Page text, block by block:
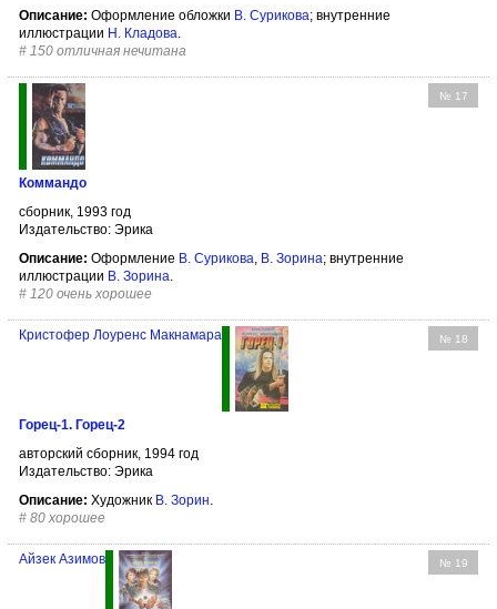
Описание: Оформление обложки В. Сурикова; внутренние
иллюстрации Н. Кладова.
# 150 отличная нечитана
№ 17
Коммандо
сборник, 1993 год
Издательство: Эрика
Описание: Оформление В. Сурикова В. Зорина; внутренние
иллюстрации В. Зорина
# 120 очень хорошее
№ 18
Кристофер Лоуренс Макнамара
Горец-1. Горец-2
авторский сборник, 1994 год
Издательство: Эрика
Описание: Художник В. Зорин.
# 80 хорошее
№ 19
Айзек Азимов